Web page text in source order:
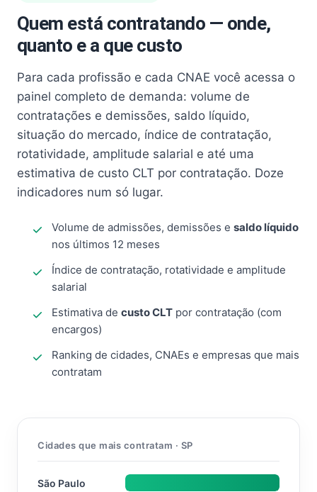
Quem está contratando — onde,
quanto e a que custo
Para cada profissão e cada CNAE você acessa o
painel completo de demanda: volume de
contratações e demissões, saldo líquido,
situação do mercado, índice de contratação,
rotatividade, amplitude salarial e até uma
estimativa de custo CLT por contratação. Doze
indicadores num só lugar.
Volume de admissões, demissões e saldo líquido
nos últimos 12 meses
Índice de contratação, rotatividade e amplitude
salarial
Estimativa de custo CLT por contratação (com
encargos)
Ranking de cidades, CNAEs e empresas que mais
contratam
Cidades que mais contratam · SP
São Paulo